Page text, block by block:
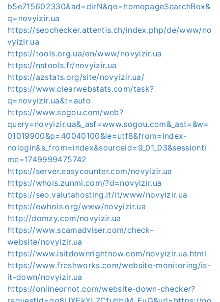
b5e715602330&ad=dirN&qo=homepageSearchBox&
q=novyizir.ua
https://seochecker.attentis.ch/index.php/de/www/no
vyizir.ua
https://tools.org.ua/en/www/novyizir.ua
https://nstools.fr/novyizir.ua
https://azstats.org/site/novyizir.ua/
https://www.clearwebstats.com/task?
q=novyizir.ua&t=auto
https://www.sogou.com/web?
query=novyizir.ua&_asf=www.sogou.com&_ast=&w=
01019900&p=40040100&ie=utf8&from=index-
nologin&s_from=index&sourceid=9_01_03&sessionti
me=1749999475742
https://server.easycounter.com/novyizir.ua
https://whois.zunmi.com/?d=novyizir.ua
https://seo.valutahosting.it/it/www/novyizir.ua
https://ewhois.org/www/novyizir.ua
http://domzy.com/novyizir.ua
https://www.scamadviser.com/check-
website/novyizir.ua
https://www.isitdownrightnow.com/novyizir.ua.html
https://www.freshworks.com/website-monitoring/is-
it-down/novyizir.ua
https://onlineornot.com/website-down-checker?